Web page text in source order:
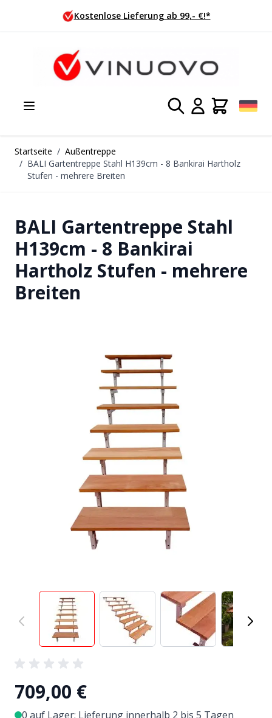
Zum Inhalt springen
Heute bestellt, Morgen versendet
Startseite / Außentreppe
/ BALI Gartentreppe Stahl H139cm - 8 Bankirai Hartholz
Stufen - mehrere Breiten
BALI Gartentreppe Stahl
H139cm - 8 Bankirai
Hartholz Stufen - mehrere
Breiten
View larger imageView larger imageView larger image
709,00 €
0 auf Lager; Lieferung innerhalb 2 bis 5 Tagen